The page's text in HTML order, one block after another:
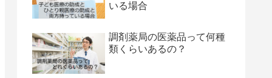
いる場合
調剤薬局の医薬品って何種
類くらいあるの？